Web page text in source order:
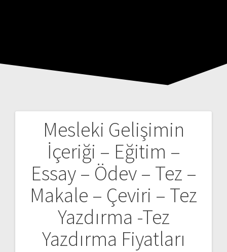
Mesleki Gelişimin
İçeriği – Eğitim –
Essay – Ödev – Tez –
Makale – Çeviri – Tez
Yazdırma -Tez
Yazdırma Fiyatları
Yazı
gezinmesi